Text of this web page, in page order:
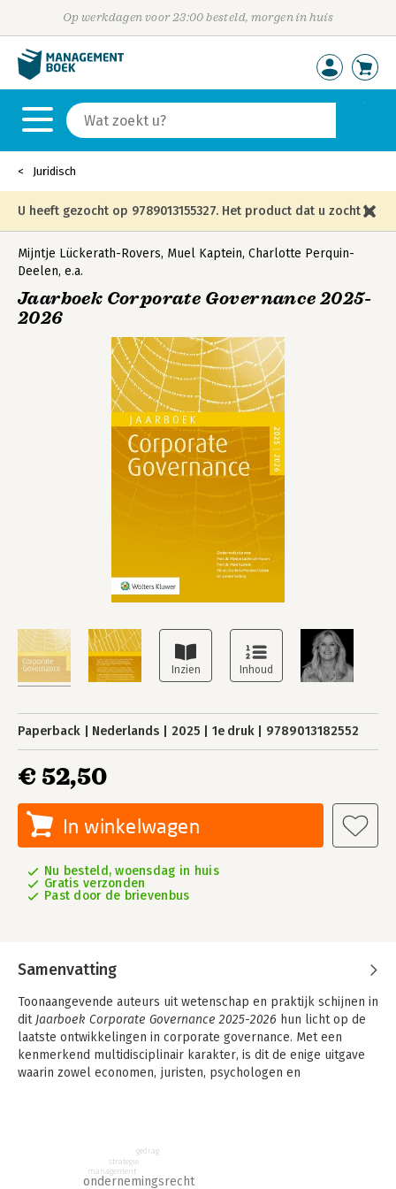
Op werkdagen voor 23:00 besteld, morgen in huis
Juridisch
U heeft gezocht op 9789013155327. Het product dat u zocht is
niet meer in die editie leverbaar en is vervangen door de
onderstaande editie.
Mijntje Lückerath-Rovers, Muel Kaptein, Charlotte Perquin-
Deelen, e.a.
Jaarboek Corporate Governance 2025-
2026
Paperback Nederlands 2025 1e druk 9789013182552
€ 52,50
In winkelwagen
Nu besteld, woensdag in huis
Gratis verzonden
Past door de brievenbus
Samenvatting
Toonaangevende auteurs uit wetenschap en praktijk schijnen in
dit Jaarboek Corporate Governance 2025-2026 hun licht op de
laatste ontwikkelingen in corporate governance. Met een
kenmerkend multidisciplinair karakter, is dit de enige uitgave
waarin zowel economen, juristen, psychologen en
Nederland bepaald niet stil en vormt veelvuldig aanleiding tot
discussie. Wet- en regelgeving, verslaggevingsontwikkelingen,
ondernemingsrecht
management
strategie
gedrag